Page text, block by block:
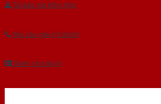
Tải báo giá tổng hợp
Yêu cầu gọi lại (3 phút)
Dành cho đại lý